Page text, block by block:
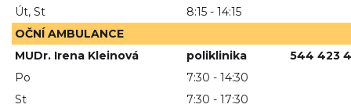
Út, St
8:15 - 14:15
OČNÍ AMBULANCE
MUDr. Irena Kleinová
poliklinika
544 423
Po
7:30 - 14:30
St
7:30 - 17:30